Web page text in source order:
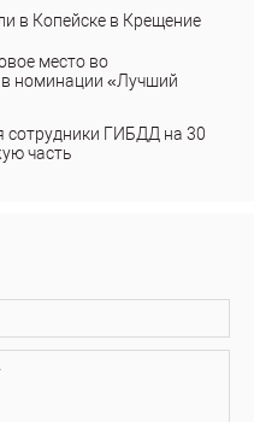
в Копейске в Крещение
место во
в номинации «Лучший
сотрудники ГИБДД на 30
часть